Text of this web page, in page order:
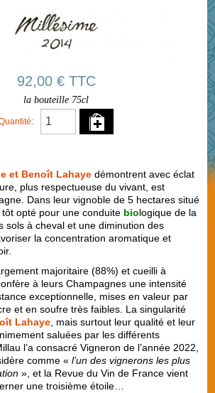
92,00 € TTC
la bouteille 75cl
et Benoît Lahayedémontrent avec éclat
plus respectueuse du vivant, est
Dans leur vignoble de 5 hectares situé
opté pour une conduite biologique de la
sols à cheval et une diminution des
la concentration aromatique et
majoritaire (88%) et cueilli à
à leurs Champagnes une intensité
exceptionnelle, mises en valeur par
et en soufre très faibles. La singularité
Lahaye, mais surtout leur qualité et leur
saluées par les différents
l’a consacré Vigneron de l’année 2022,
comme « l’un des vignerons les plus
», et la Revue du Vin de France vient
une troisième étoile…